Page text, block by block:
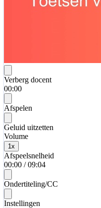
Verberg docent
00:00
Afspelen
Geluid uitzetten
Volume
1x
Afspeelsnelheid
00:00 / 09:04
Ondertiteling/CC
Instellingen